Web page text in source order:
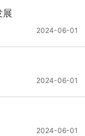
展
2024-06-01
2024-06-01
2024-06-01